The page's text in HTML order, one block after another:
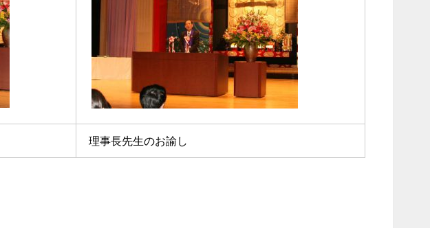
理事長先生のお諭し